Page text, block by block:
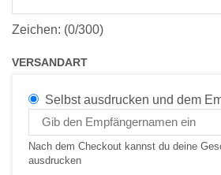
Zeichen: (0/300)
VERSANDART
Selbst ausdrucken und dem
Nach dem Checkout kannst du deine
ausdrucken